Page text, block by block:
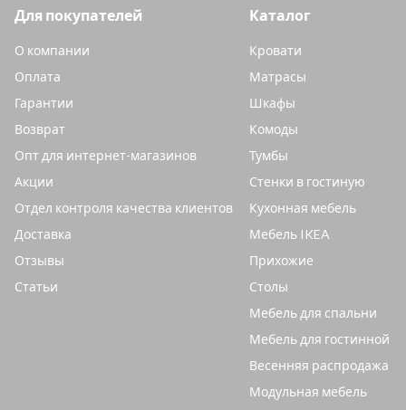
Каталог
Кровати
Матрасы
Шкафы
Комоды
Тумбы
Стенки в гостиную
Кухонная мебель
Мебель IKEA
Прихожие
Столы
Мебель для спальни
Мебель для гостинной
Весенняя распродажа
Модульная мебель
Для покупателей
О компании
Оплата
Гарантии
Возврат
Опт для интернет-магазинов
Акции
Отдел контроля качества клиентов
Доставка
Отзывы
Статьи